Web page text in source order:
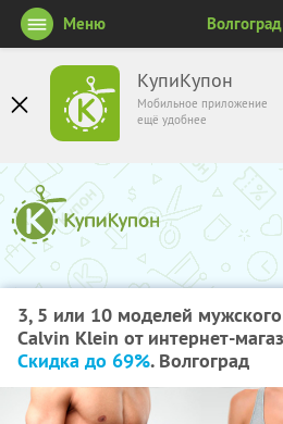
КупиКупон
Мобильное приложение
ещё удобнее
Меню Волгоград
3, 5 или 10 моделей
Calvin Klein от интернет-
Скидка до 69%. Волгоград